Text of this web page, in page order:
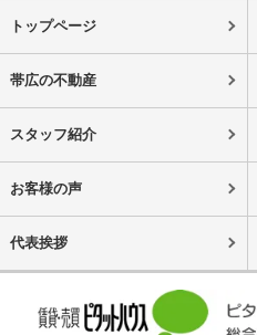
トップページ
帯広の不動産
スタッフ紹介
お客様の声
代表挨拶